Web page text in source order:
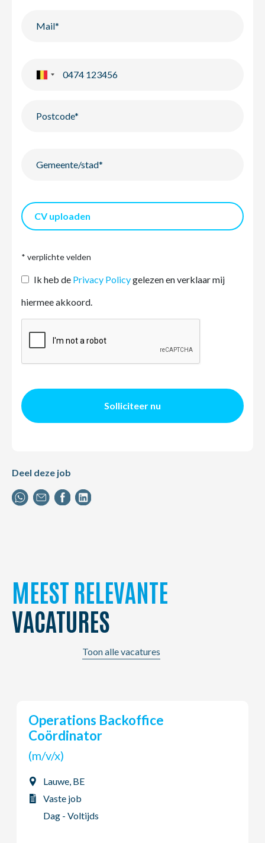
CV uploaden
* verplichte velden
Ik heb de Privacy Policygelezen en verklaar mij
hiermee akkoord.
Solliciteer nu
Deel deze job
MEEST RELEVANTE
VACATURES
Toon alle vacatures
Young Potential Planner
(m/v/x)
Ardooie, BE
Vaste job
Dag - Voltijds